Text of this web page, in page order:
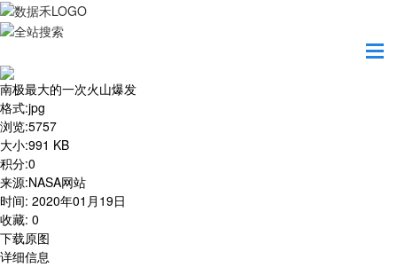
南极最大的一次火山爆发
格式:jpg
浏览:5757
大小:991 KB
积分:0
来源:NASA网站
时间: 2020年01月19日
收藏: 0
下载原图
详细信息